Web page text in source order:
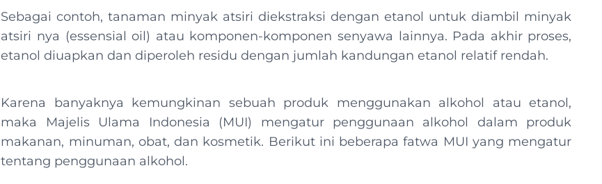
Sebagai contoh, tanaman minyak atsiri diekstraksi dengan etanol untuk diambil minyak
atsiri nya (essensial oil) atau komponen-komponen senyawa lainnya. Pada akhir proses,
etanol diuapkan dan diperoleh residu dengan jumlah kandungan etanol relatif rendah.
Karena banyaknya kemungkinan sebuah produk menggunakan alkohol atau etanol,
maka Majelis Ulama Indonesia (MUI) mengatur penggunaan alkohol dalam produk
makanan, minuman, obat, dan kosmetik. Berikut ini beberapa fatwa MUI yang mengatur
tentang penggunaan alkohol.